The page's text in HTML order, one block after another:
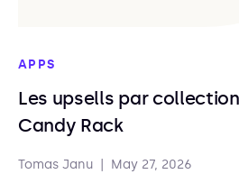
APPS
Les upsells par
Candy Rack
Tomas Janu May 27, 2026